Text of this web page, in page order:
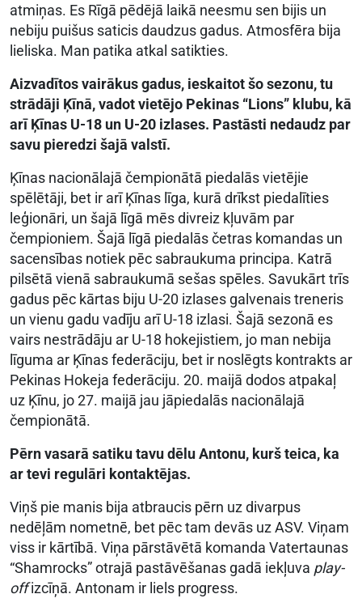
atmiņas. Es Rīgā pēdējā laikā neesmu sen bijis un
nebiju puišus saticis daudzus gadus. Atmosfēra bija
lieliska. Man patika atkal satikties.
Aizvadītos vairākus gadus, ieskaitot šo sezonu, tu
strādāji Ķīnā, vadot vietējo Pekinas “Lions” klubu, kā
arī Ķīnas U-18 un U-20 izlases. Pastāsti nedaudz par
savu pieredzi šajā valstī.
Ķīnas nacionālajā čempionātā piedalās vietējie
spēlētāji, bet ir arī Ķīnas līga, kurā drīkst piedalīties
leģionāri, un šajā līgā mēs divreiz kļuvām par
čempioniem. Šajā līgā piedalās četras komandas un
sacensības notiek pēc sabraukuma principa. Katrā
pilsētā vienā sabraukumā sešas spēles. Savukārt trīs
gadus pēc kārtas biju U-20 izlases galvenais treneris
un vienu gadu vadīju arī U-18 izlasi. Šajā sezonā es
vairs nestrādāju ar U-18 hokejistiem, jo man nebija
līguma ar Ķīnas federāciju, bet ir noslēgts kontrakts ar
Pekinas Hokeja federāciju. 20. maijā dodos atpakaļ
uz Ķīnu, jo 27. maijā jau jāpiedalās nacionālajā
čempionātā.
Pērn vasarā satiku tavu dēlu Antonu, kurš teica, ka
ar tevi regulāri kontaktējas.
Viņš pie manis bija atbraucis pērn uz divarpus
nedēļām nometnē, bet pēc tam devās uz ASV. Viņam
viss ir kārtībā. Viņa pārstāvētā komanda Vatertaunas
“Shamrocks” otrajā pastāvēšanas gadā iekļuva play-
offizcīņā. Antonam ir liels progress.